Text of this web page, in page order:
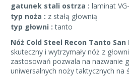
gatunek stali ostrza : laminat
typ noża : z stałą głownią
typ głowni :tanto
Nóż Cold Steel Recon Tanto
skuteczny i wytrzymały nóż z
zastosowań pozwala na nazwanie
uniwersalnych noży taktycznych na